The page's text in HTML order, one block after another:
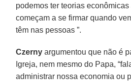
podemos ter teorias
começam a se firmar quando
têm nas pessoas ”.
Czerny argumentou que não é
Igreja, nem mesmo do Papa,
administrar nossa economia ou